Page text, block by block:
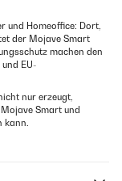
und Homeoffice: Dort,
der Mojave Smart
machen den
EU-
nur erzeugt,
Smart und
kann.